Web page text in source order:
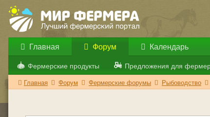
Главная Форум
Фермерские продукты Предложения для
Календарь
Главная Форум Фермерские форумы Рыбоводство